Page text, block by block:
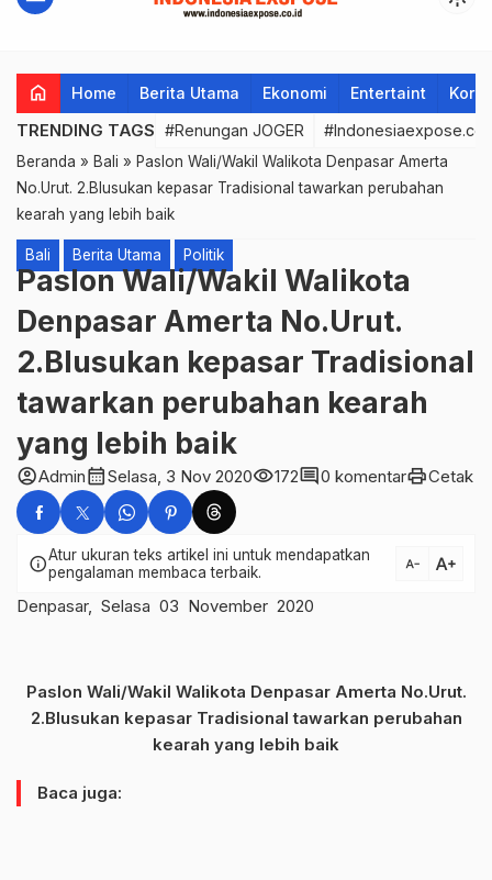
home Home Berita Utama Ekonomi Entertaint
TRENDING TAGS #Renungan JOGER
Beranda » Bali » Paslon Wali/Wakil Walikota Denpasar Amerta
No.Urut. 2.Blusukan kepasar Tradisional tawarkan perubahan
kearah yang lebih baik
Bali Berita Utama Politik
Paslon Wali/Wakil Walikota
Denpasar Amerta No.Urut.
2.Blusukan kepasar Tradisional
tawarkan perubahan kearah
yang lebih baik
account_circleAdmincalendar_monthSelasa, 3 Nov 2020visibility172comment0 komentarprintCetak
infoAtur ukuran teks artikel ini untuk mendapatkan
pengalaman membaca terbaik.
text_decrease text_increase
Denpasar, Selasa 03 November 2020
Paslon Wali/Wakil Walikota Denpasar Amerta No.Urut.
2.Blusukan kepasar Tradisional tawarkan perubahan
kearah yang lebih baik
Baca juga: